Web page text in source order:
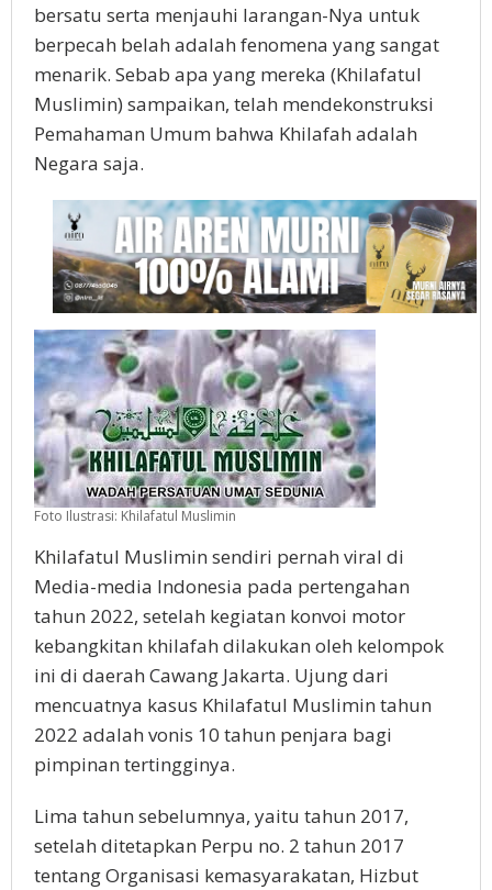
bersatu serta menjauhi larangan-Nya untuk
berpecah belah adalah fenomena yang sangat
menarik. Sebab apa yang mereka (Khilafatul
Muslimin) sampaikan, telah mendekonstruksi
Pemahaman Umum bahwa Khilafah adalah
Negara saja.
Foto Ilustrasi: Khilafatul Muslimin
Khilafatul Muslimin sendiri pernah viral di
Media-media Indonesia pada pertengahan
tahun 2022, setelah kegiatan konvoi motor
kebangkitan khilafah dilakukan oleh kelompok
ini di daerah Cawang Jakarta. Ujung dari
mencuatnya kasus Khilafatul Muslimin tahun
2022 adalah vonis 10 tahun penjara bagi
pimpinan tertingginya.
Lima tahun sebelumnya, yaitu tahun 2017,
setelah ditetapkan Perpu no. 2 tahun 2017
tentang Organisasi kemasyarakatan, Hizbut